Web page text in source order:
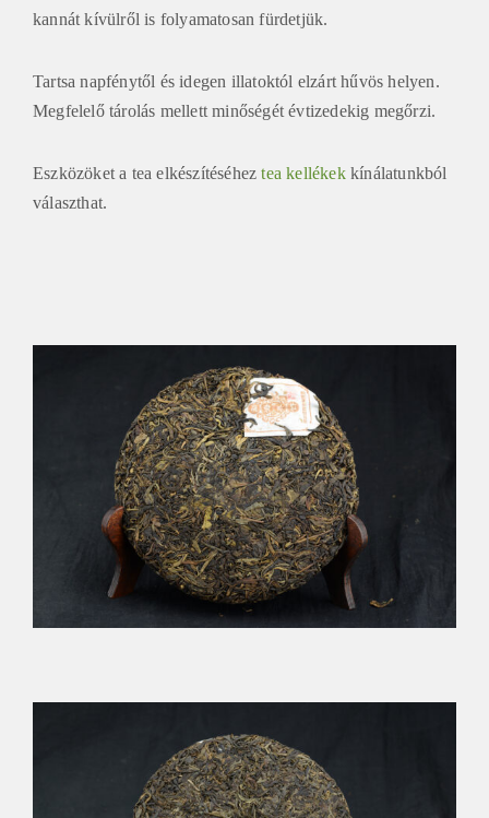
kannát kívülről is folyamatosan fürdetjük.
Tartsa napfénytől és idegen illatoktól elzárt hűvös helyen.
Megfelelő tárolás mellett minőségét évtizedekig megőrzi.
Eszközöket a tea elkészítéséhez tea kellékek kínálatunkból
választhat.